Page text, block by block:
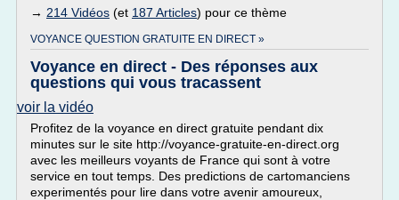
→ 214 Vidéos (et 187 Articles) pour ce thème
VOYANCE QUESTION GRATUITE EN DIRECT »
Voyance en direct - Des réponses aux
questions qui vous tracassent
voir la vidéo
Profitez de la voyance en direct gratuite pendant dix
minutes sur le site http://voyance-gratuite-en-direct.org
avec les meilleurs voyants de France qui sont à votre
service en tout temps. Des predictions de cartomanciens
experimentés pour lire dans votre avenir amoureux,